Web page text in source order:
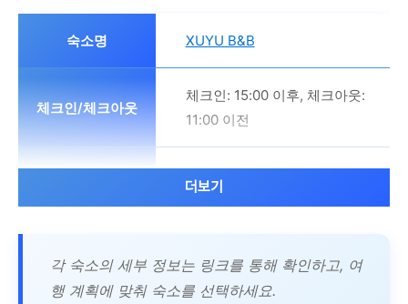
XUYU B&B
체크인: 15:00 이후, 체크아웃:
11:00 이전
부다 바나이 호스텔
더보기
각 숙소의 세부 정보는 링크를 통해 확인하고, 여
행 계획에 맞춰 숙소를 선택하세요.